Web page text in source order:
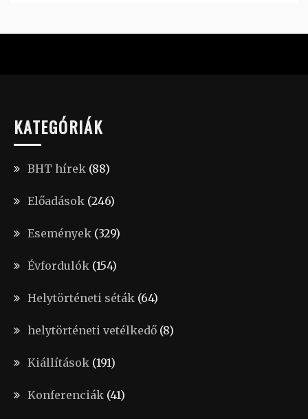
KATEGÓRIÁK
BHT hírek (88)
Előadások (246)
Események (329)
Évfordulók (154)
Helytörténeti séták (64)
helytörténeti vetélkedő (8)
Kiállítások (191)
Konferenciák (41)